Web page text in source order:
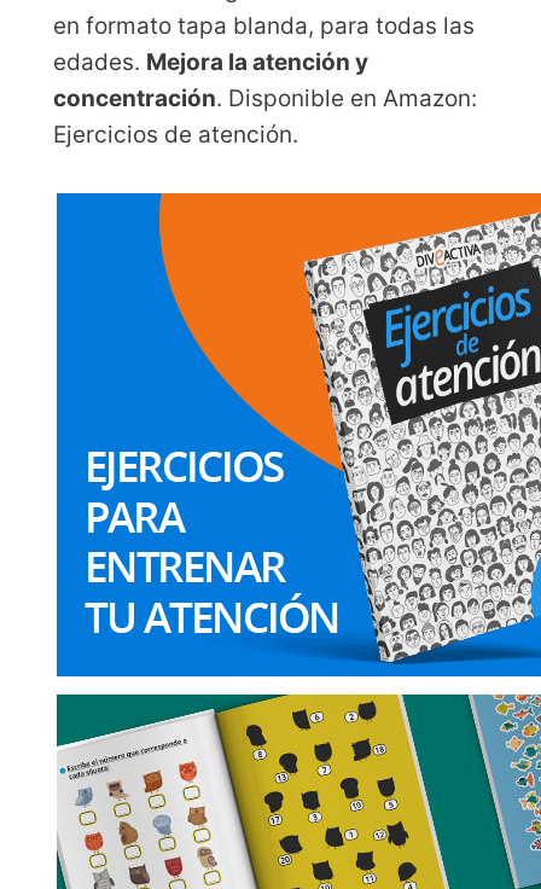
en formato tapa blanda, para todas las
edades. Mejora la atención y
concentración. Disponible en Amazon:
Ejercicios de atención.